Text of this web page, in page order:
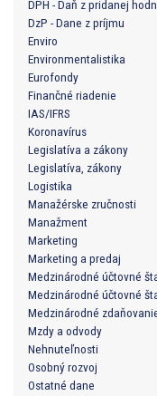
DPH - Daň z pridanej
DzP - Dane z príjmu
Enviro
Environmentalistika
Eurofondy
Finančné riadenie
IAS/IFRS
Koronavírus
Legislatíva a zákony
Legislatíva, zákony
Logistika
Manažérske zručnosti
Manažment
Marketing
Marketing a predaj
Medzinárodné účtovné
Medzinárodné účtovné
Medzinárodné
Mzdy a odvody
Nehnuteľnosti
Osobný rozvoj
Ostatné dane